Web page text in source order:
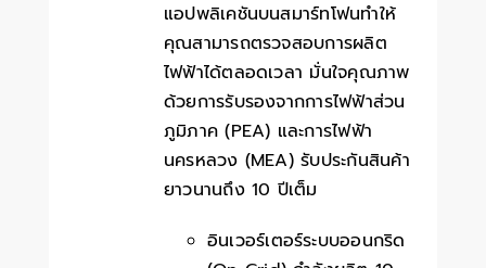
แอปพลิเคชันบนสมาร์ทโฟนทำให้
คุณสามารถตรวจสอบการผลิต
ไฟฟ้าได้ตลอดเวลา มั่นใจคุณภาพ
ด้วยการรับรองจากการไฟฟ้าส่วน
ภูมิภาค (PEA) และการไฟฟ้า
นครหลวง (MEA) รับประกันสินค้า
ยาวนานถึง 10 ปีเต็ม
อินเวอร์เตอร์ระบบออนกริด